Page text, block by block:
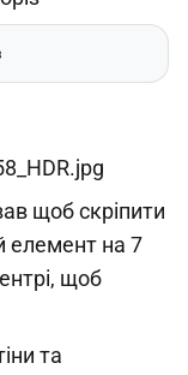
щоб скріпити
елемент на 7
щоб
та